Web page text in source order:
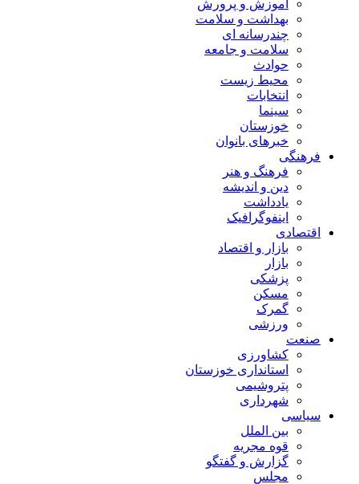
آموزش و پرورش
بهداشت و سلامت
چندرسانه ای
سلامت و جامعه
حوادث
محیط زیست
انتخابات
سینما
خوزستان
خبرهای بانوان
فرهنگی
فرهنگ و هنر
دین و اندیشه
یادداشت
اینفوگرافیک
اقتصادی
بازار و اقتصاد
بازار
پزشکی
مسکن
گمرک
ورزشی
صنعت
کشاورزی
استانداری خوزستان
پتروشیمی
شهرداری
سیاسی
بین الملل
قوه مجریه
گزارش و گفتگو
مجلس